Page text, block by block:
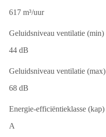
617 m³/uur
Geluidsniveau ventilatie (min)
44 dB
Geluidsniveau ventilatie (max)
68 dB
Energie-efficiëntieklasse (kap)
A